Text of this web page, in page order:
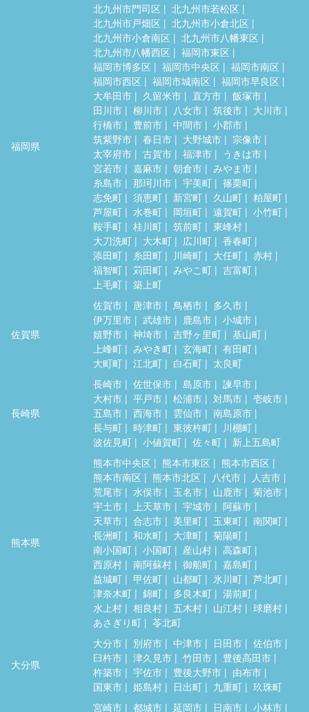
福岡県
北九州市門司区
北九州市若松区
北九州市戸畑区
北九州市小倉北区
北九州市小倉南区
北九州市八幡東区
北九州市八幡西区
福岡市東区
福岡市博多区
福岡市中央区
福岡市南区
福岡市西区
福岡市城南区
福岡市早良区
大牟田市
久留米市 直方市
飯塚市
田川市
柳川市 八女市 筑後市
大川市
行橋市
豊前市 中間市
小郡市
筑紫野市
春日市 大野城市
宗像市
太宰府市
古賀市 福津市
うきは市
宮若市
嘉麻市 朝倉市
みやま市
糸島市
那珂川市 宇美町
篠栗町
志免町
須恵町 新宮町 久山町
粕屋町
芦屋町
水巻町 岡垣町 遠賀町
小竹町
鞍手町
桂川町 筑前町
東峰村
大刀洗町
大木町 広川町
香春町
添田町
糸田町 川崎町 大任町
赤村
福智町
苅田町 みやこ町
吉富町
上毛町
築上町
佐賀県
佐賀市 唐津市 鳥栖市
多久市
伊万里市
武雄市 鹿島市
小城市
嬉野市
神埼市 吉野ヶ里町
基山町
上峰町
みやき町 玄海町
有田町
大町町
江北町 白石町 太良町
長崎県
長崎市 佐世保市 島原市
諫早市
大村市
平戸市 松浦市 対馬市
壱岐市
五島市
西海市 雲仙市
南島原市
長与町
時津町 東彼杵町
川棚町
波佐見町
小値賀町 佐々町 新上五島町
熊本県
熊本市中央区 熊本市東区
熊本市西区
熊本市南区
熊本市北区 八代市
人吉市
荒尾市
水俣市 玉名市 山鹿市
菊池市
宇土市
上天草市 宇城市
阿蘇市
天草市
合志市 美里町 玉東町
南関町
長洲町
和水町 大津町
菊陽町
南小国町
小国町 産山村
高森町
西原村
南阿蘇村 御船町
嘉島町
益城町
甲佐町 山都町 氷川町
芦北町
津奈木町
錦町 多良木町
湯前町
水上村
相良村 五木村 山江村
球磨村
あさぎり町
苓北町
大分県
大分市 別府市 中津市 日田市
佐伯市
臼杵市
津久見市 竹田市
豊後高田市
杵築市
宇佐市 豊後大野市
由布市
国東市
姫島村 日出町 九重町 玖珠町
宮崎市 都城市 延岡市 日南市
小林市